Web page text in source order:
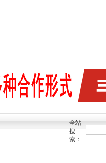
全站
搜
索：